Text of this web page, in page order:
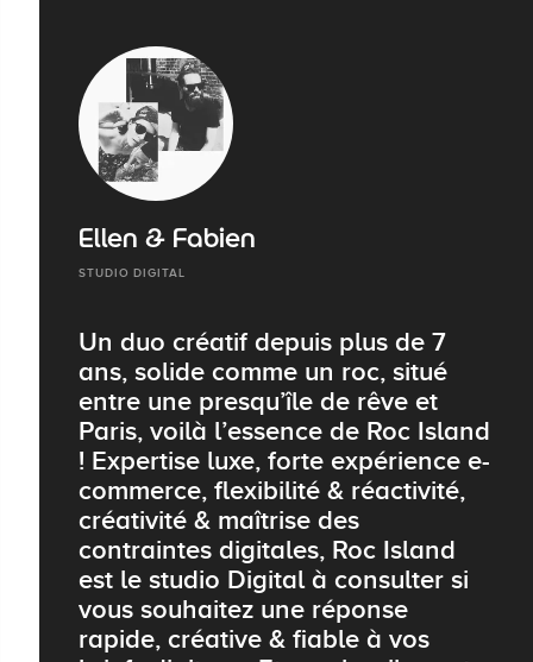
Ellen & Fabien
STUDIO DIGITAL
Un duo créatif depuis plus de 7
ans, solide comme un roc, situé
entre une presqu’île de rêve et
Paris, voilà l’essence de Roc Island
! Expertise luxe, forte expérience e-
commerce, flexibilité & réactivité,
créativité & maîtrise des
contraintes digitales, Roc Island
est le studio Digital à consulter si
vous souhaitez une réponse
rapide, créative & fiable à vos